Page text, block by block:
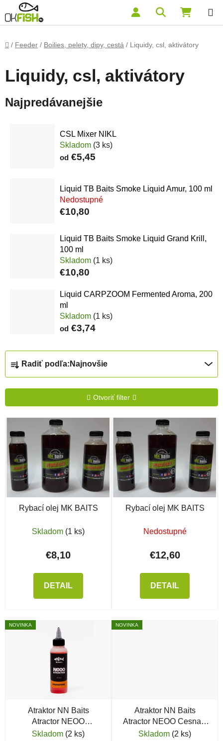
Prejsť na obsah Hľadať
Domov
/ Feeder / Boilies, pelety, dipy, cestá / Liquidy, csl, aktivátory
Liquidy, csl, aktivátory
Najpredávanejšie
CSL Mixer NIKL
Skladom (3 ks)
od €5,45
Liquid TB Baits Smoke Liquid Amur, 100 ml
Nedostupné
€10,80
Liquid TB Baits Smoke Liquid Grand Krill,
100 ml
Skladom (1 ks)
€10,80
Liquid CARPZOOM Fermented Aroma, 200
ml
Skladom (1 ks)
od €3,74
Radenie produktov
Radiť podľa: Najnovšie
Otvoriť filter
Výpis produktov
Rybací olej MK BAITS
Skladom (1 ks)
€8,10
DETAIL
Rybací olej MK BAITS
Nedostupné
€12,60
DETAIL
NOVINKA
Atraktor NN Baits
Atractor NEOO
Pomaranč, 120 ml
Skladom (2 ks)
NOVINKA
Atraktor NN Baits
Atractor NEOO Cesnak,
120 ml
Skladom (2 ks)